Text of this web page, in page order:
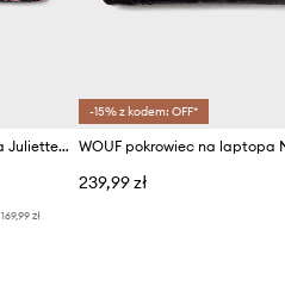
WOUF pokrowiec na laptopa Juliette 13"& 14"
169,99 zł
-15% z kodem: OFF*
239,99 zł